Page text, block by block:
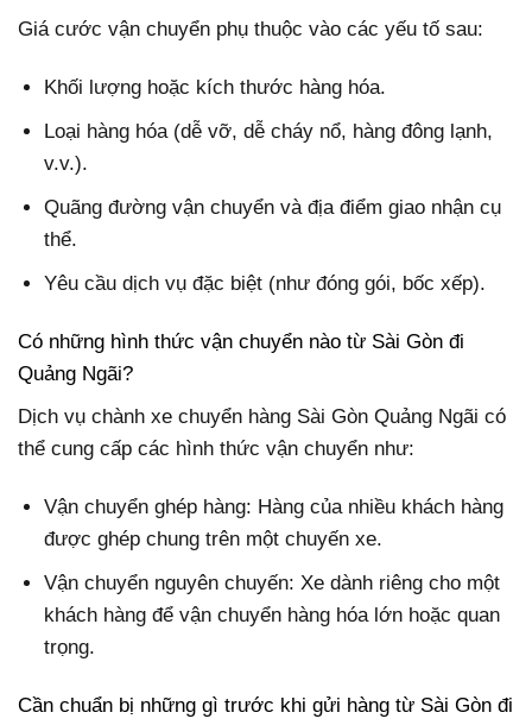
Giá cước vận chuyển phụ thuộc vào các yếu tố sau:
Khối lượng hoặc kích thước hàng hóa.
Loại hàng hóa (dễ vỡ, dễ cháy nổ, hàng đông lạnh,
v.v.).
Quãng đường vận chuyển và địa điểm giao nhận cụ
thể.
Yêu cầu dịch vụ đặc biệt (như đóng gói, bốc xếp).
Có những hình thức vận chuyển nào từ Sài Gòn đi
Quảng Ngãi?
Dịch vụ chành xe chuyển hàng Sài Gòn Quảng Ngãi có
thể cung cấp các hình thức vận chuyển như:
Vận chuyển ghép hàng: Hàng của nhiều khách hàng
được ghép chung trên một chuyến xe.
Vận chuyển nguyên chuyến: Xe dành riêng cho một
khách hàng để vận chuyển hàng hóa lớn hoặc quan
trọng.
Cần chuẩn bị những gì trước khi gửi hàng từ Sài Gòn đi